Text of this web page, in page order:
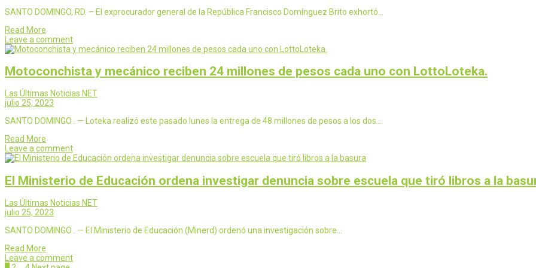
SANTO DOMINGO, RD. – El exprocurador general de la República Francisco Domínguez Brito exhortó…
Read More
Leave a comment
Motoconchista y mecánico reciben 24 millones de pesos cada uno con LottoLoteka.
Las Últimas Noticias NET
julio 25, 2023
SANTO DOMINGO . — Loteka realizó este pasado lunes la entrega de 48 millones de pesos a los dos…
Read More
Leave a comment
El Ministerio de Educación ordena investigar denuncia sobre escuela que tiró libros a la
Las Últimas Noticias NET
julio 25, 2023
SANTO DOMINGO . — El Ministerio de Educación (Minerd) ordenó una investigación sobre…
Read More
Leave a comment